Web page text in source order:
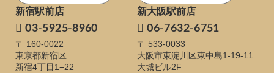
新宿駅前店
03-5925-8960
〒 160-0022
東京都新宿区
新宿4丁目1−22
新大阪駅前店
06-7632-6751
〒 533-0033
大阪市東淀川区東中島1-19-11
大城ビル2F